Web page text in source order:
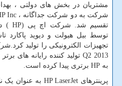
شرکت به دو شرکت جداگانه ،Inc
تقسیم شد. شرکت اچ پی (HP
)
توسط بیل هیولت و دیوید
تجهیزات الکترونیکی را تولید
Q2 2013تولید کننده رایانه های
به HP برتری پیدا کرده است.
پرینترهای HP LaserJet به عنوان یک